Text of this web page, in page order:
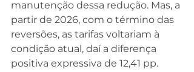
manutenção dessa redução. Mas, a
partir de 2026, com o término das
reversões, as tarifas voltariam à
condição atual, daí a diferença
positiva expressiva de 12,41 pp.